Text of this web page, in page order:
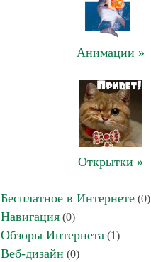
Анимации »
Открытки »
Бесплатное в Интернете (0)
Навигация (0)
Обзоры Интернета (1)
Веб-дизайн (0)